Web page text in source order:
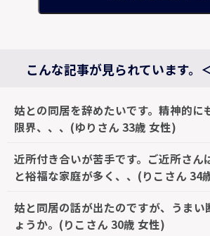
こんな記事が見られています。
姑との同居を辞めたいです。精神的に
限界、、、(ゆりさん 33歳 女性)
近所付き合いが苦手です。ご近所さん
と裕福な家庭が多く、、(りこさん 34
姑と同居の話が出たのですが、うまい
ょうか。(りこさん 30歳 女性)